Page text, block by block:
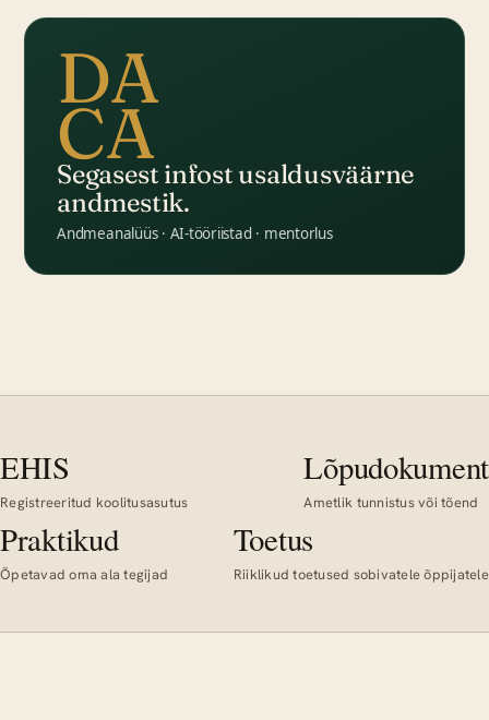
DA
CA
Segasest infost usaldusväärne
andmestik.
Andmeanalüüs · AI-tööriistad · mentorlus
EHIS
Registreeritud koolitusasutus
Lõpudokument
Ametlik tunnistus või tõend
Praktikud
Õpetavad oma ala tegijad
Toetus
Riiklikud toetused sobivatele õppijatele